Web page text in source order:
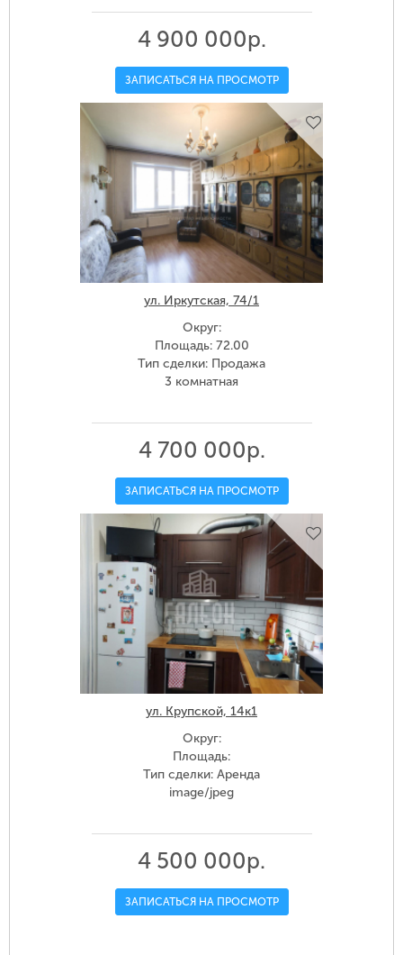
4 900 000р.
ЗАПИСАТЬСЯ НА ПРОСМОТР
ул. Иркутская, 74/1
Округ:
Площадь: 72.00
Тип сделки: Продажа
3 комнатная
4 700 000р.
ЗАПИСАТЬСЯ НА ПРОСМОТР
ул. Крупской, 14к1
Округ:
Площадь:
Тип сделки: Аренда
image/jpeg
4 500 000р.
ЗАПИСАТЬСЯ НА ПРОСМОТР